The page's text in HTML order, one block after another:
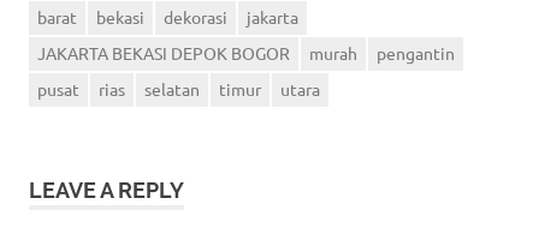
barat bekasi dekorasi
jakarta
JAKARTA BEKASI DEPOK BOGOR
murah
pengantin
pusat
rias selatan timur utara
LEAVE A REPLY